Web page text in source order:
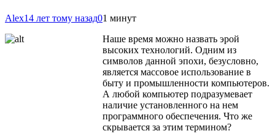
Alex14 лет тому назад01 минут
Наше время можно назвать эрой
высоких технологий. Одним из
символов данной эпохи, безусловно,
является массовое использование в
быту и промышленности компьютеров.
А любой компьютер подразумевает
наличие установленного на нем
программного обеспечения. Что же
скрывается за этим термином?